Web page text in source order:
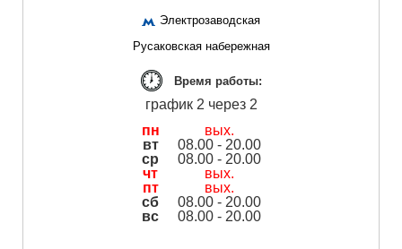
Электрозаводская
Русаковская набережная
Время работы:
график 2 через 2
пн
вых.
вт
08.00 - 20.00
ср
08.00 - 20.00
чт
вых.
пт
вых.
сб
08.00 - 20.00
вс
08.00 - 20.00